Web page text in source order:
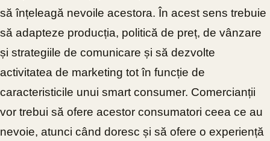
să înțeleagă nevoile acestora. În acest sens trebuie
să adapteze producția, politică de preț, de vânzare
și strategiile de comunicare și să dezvolte
activitatea de marketing tot în funcție de
caracteristicile unui smart consumer. Comercianții
vor trebui să ofere acestor consumatori ceea ce au
nevoie, atunci când doresc și să ofere o experiență